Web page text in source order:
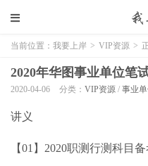
当前位置： 我要上岸 > VIP资源 >
2020年华图事业单位笔
2020-04-06 分类： VIP资源 / 事业
讲义
【01】2020职测行测科目